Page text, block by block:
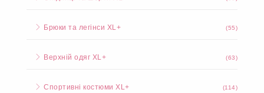
Брюки та легінси XL+ (55)
Верхній одяг XL+ (63)
Спортивні костюми XL+ (114)